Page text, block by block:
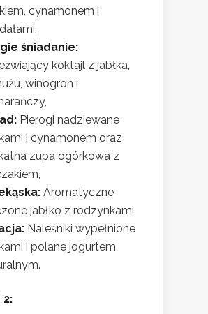
cynamonem i
śniadanie:
koktajl z jabłka,
winogron i
Pierogi nadziewane
i cynamonem oraz
zupa ogórkowa z
Aromatyczne
jabłko z rodzynkami,
Naleśniki wypełnione
i polane jogurtem
2: